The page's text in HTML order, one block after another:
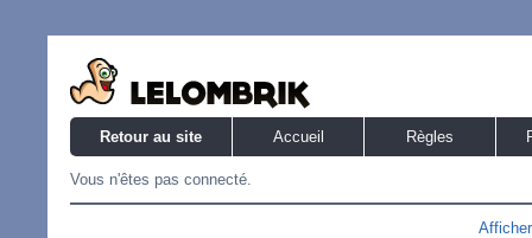
Retour au site Accueil Règles
Vous n'êtes pas connecté.